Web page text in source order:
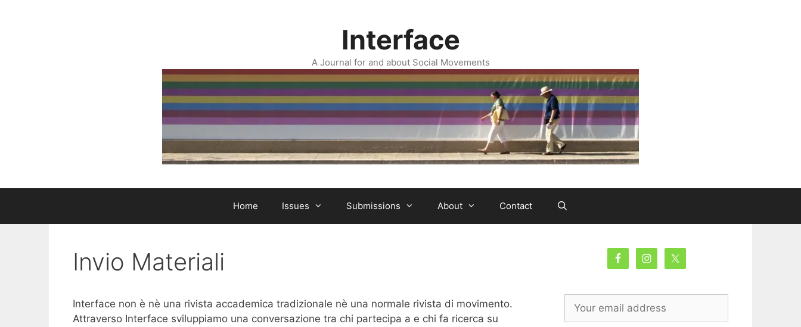
Interface
A Journal for and about Social Movements
Home Issues Submissions About Contact
Invio Materiali
Interface non è nè una rivista accademica tradizionale nè una normale rivista di movimento.
Attraverso Interface sviluppiamo una conversazione tra chi partecipa a e chi fa ricerca su